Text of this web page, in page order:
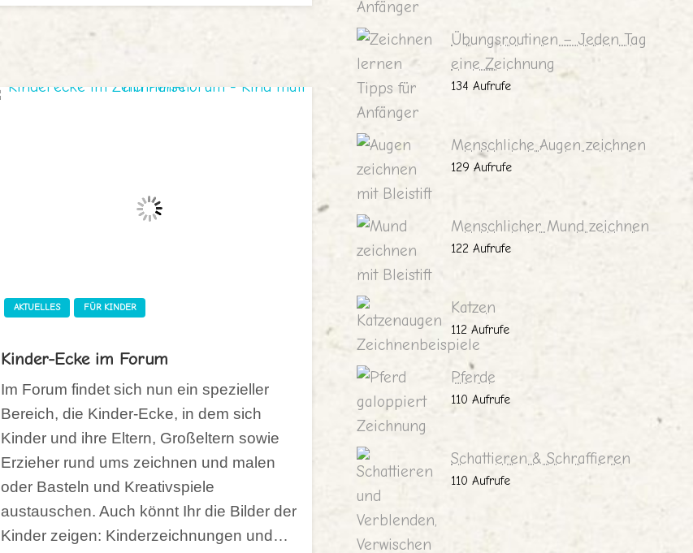
AKTUELLES FÜR KINDER
Kinder-Ecke im Forum
Im Forum findet sich nun ein spezieller
Bereich, die Kinder-Ecke, in dem sich
Kinder und ihre Eltern, Großeltern sowie
Erzieher rund ums zeichnen und malen
oder Basteln und Kreativspiele
austauschen. Auch könnt Ihr die Bilder der
Kinder zeigen: Kinderzeichnungen und…
Übungsroutinen – Jeden Tag
eine Zeichnung
134 Aufrufe
Menschliche Augen zeichnen
129 Aufrufe
Menschlicher Mund zeichnen
122 Aufrufe
Katzen
112 Aufrufe
Pferde
110 Aufrufe
Schattieren & Schraffieren
110 Aufrufe